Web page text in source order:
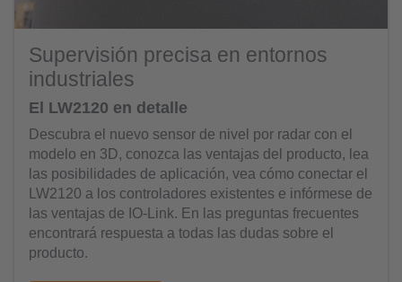
Supervisión precisa en entornos
industriales
El LW2120 en detalle
Descubra el nuevo sensor de nivel por radar con el
modelo en 3D, conozca las ventajas del producto, lea
las posibilidades de aplicación, vea cómo conectar el
LW2120 a los controladores existentes e infórmese de
las ventajas de IO-Link. En las preguntas frecuentes
encontrará respuesta a todas las dudas sobre el
producto.